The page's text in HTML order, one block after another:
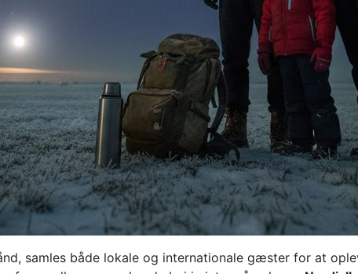
samles både lokale og internationale gæster for at